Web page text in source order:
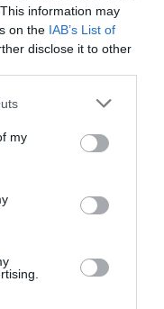
information may
on the IAB’s List of
disclose it to other
my
Τέχνη και τον
νέα για